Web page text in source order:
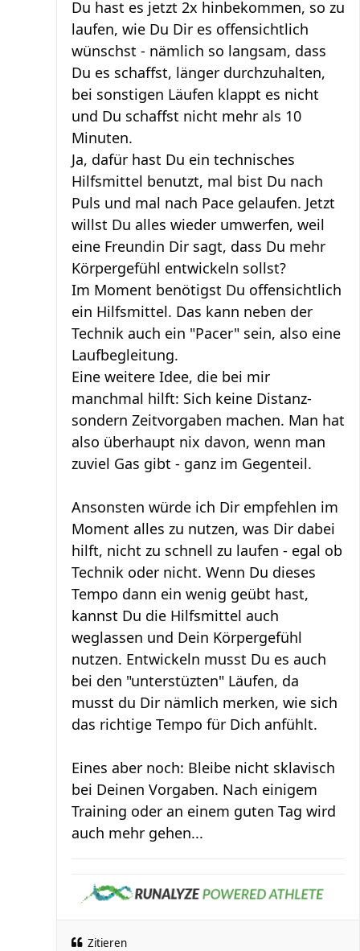
Du hast es jetzt 2x hinbekommen, so zu
laufen, wie Du Dir es offensichtlich
wünschst - nämlich so langsam, dass
Du es schaffst, länger durchzuhalten,
bei sonstigen Läufen klappt es nicht
und Du schaffst nicht mehr als 10
Minuten.
Ja, dafür hast Du ein technisches
Hilfsmittel benutzt, mal bist Du nach
Puls und mal nach Pace gelaufen. Jetzt
willst Du alles wieder umwerfen, weil
eine Freundin Dir sagt, dass Du mehr
Körpergefühl entwickeln sollst?
Im Moment benötigst Du offensichtlich
ein Hilfsmittel. Das kann neben der
Technik auch ein "Pacer" sein, also eine
Laufbegleitung.
Eine weitere Idee, die bei mir
manchmal hilft: Sich keine Distanz-
sondern Zeitvorgaben machen. Man hat
also überhaupt nix davon, wenn man
zuviel Gas gibt - ganz im Gegenteil.
Ansonsten würde ich Dir empfehlen im
Moment alles zu nutzen, was Dir dabei
hilft, nicht zu schnell zu laufen - egal ob
Technik oder nicht. Wenn Du dieses
Tempo dann ein wenig geübt hast,
kannst Du die Hilfsmittel auch
weglassen und Dein Körpergefühl
nutzen. Entwickeln musst Du es auch
bei den "unterstüzten" Läufen, da
musst du Dir nämlich merken, wie sich
das richtige Tempo für Dich anfühlt.
Eines aber noch: Bleibe nicht sklavisch
bei Deinen Vorgaben. Nach einigem
Training oder an einem guten Tag wird
auch mehr gehen...
Zitieren